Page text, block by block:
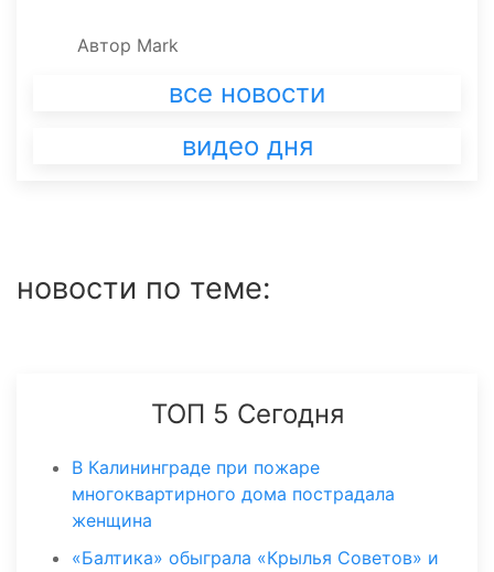
Автор Mark
все новости
видео дня
новости по теме:
ТОП 5 Сегодня
В Калининграде при пожаре
многоквартирного дома пострадала
женщина
«Балтика» обыграла «Крылья Советов» и